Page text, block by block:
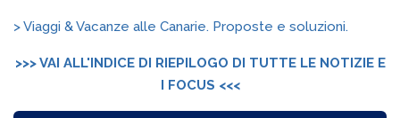
> Viaggi & Vacanze alle Canarie. Proposte e soluzioni.
>>> VAI ALL'INDICE DI RIEPILOGO DI TUTTE LE NOTIZIE E
I FOCUS <<<